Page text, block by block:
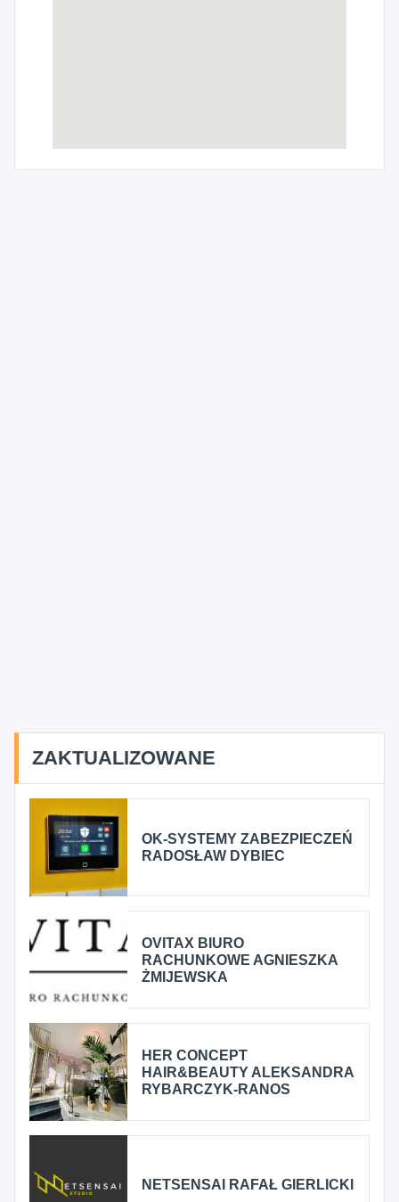
ZAKTUALIZOWANE
OK-SYSTEMY ZABEZPIECZEŃ
RADOSŁAW DYBIEC
OVITAX BIURO
RACHUNKOWE AGNIESZKA
ŻMIJEWSKA
HER CONCEPT
HAIR&BEAUTY ALEKSANDRA
RYBARCZYK-RANOS
NETSENSAI RAFAŁ GIERLICKI